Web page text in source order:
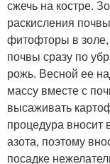
сжечь на костре.
раскисления
фитофторы в золе,
почвы сразу по
рожь. Весной ее
массу вместе с
высаживать
процедура вносит
азота, поэтому
посадке